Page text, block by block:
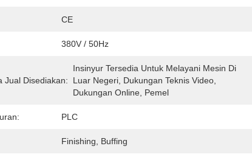
CE
380V / 50Hz
Jual Disediakan:
Insinyur Tersedia Untuk Melayani Mesin Di
Luar Negeri, Dukungan Teknis Video,
Dukungan Online, Pemel
PLC
Finishing, Buffing